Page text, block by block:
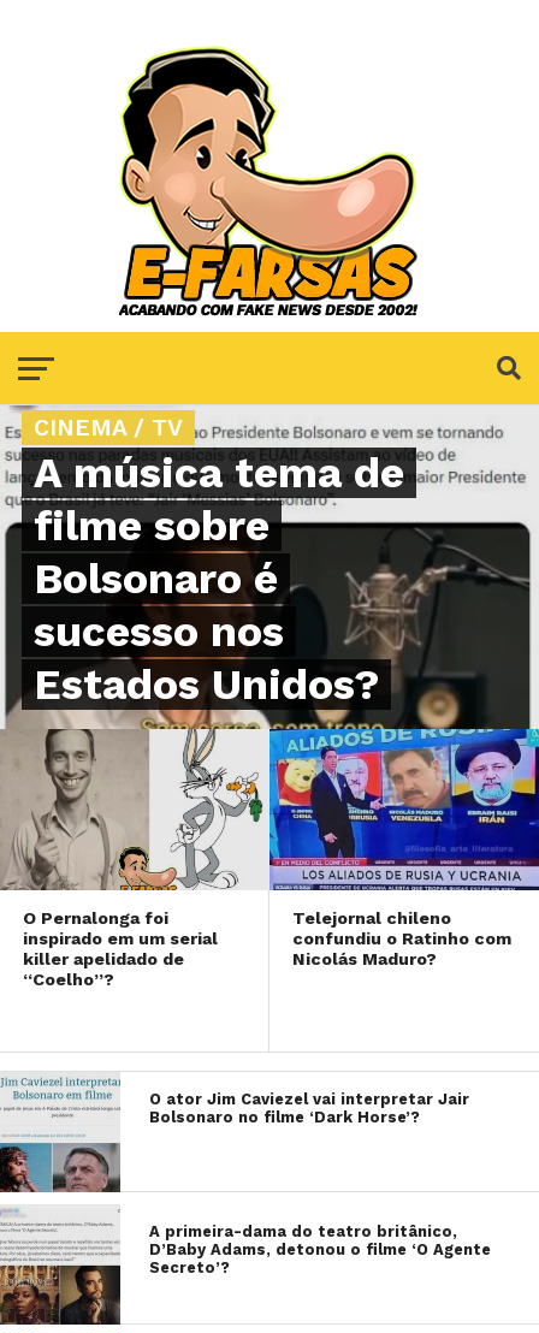
CINEMA / TV
A música tema de
filme sobre
Bolsonaro é
sucesso nos
Estados Unidos?
O Pernalonga foi
inspirado em um serial
killer apelidado de
“Coelho”?
Telejornal chileno
confundiu o Ratinho com
Nicolás Maduro?
O ator Jim Caviezel vai interpretar Jair
Bolsonaro no filme ‘Dark Horse’?
A primeira-dama do teatro britânico,
D’Baby Adams, detonou o filme ‘O Agente
Secreto’?